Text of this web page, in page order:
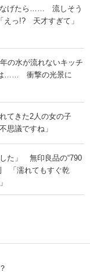
なげたら…… 流しそう
えっ!? 天才すぎて」
の水が流れないキッチ
は…… 衝撃の光景に
てきた2人の女の子
議ですね」
た」 無印良品の“790
「濡れてもすぐ乾